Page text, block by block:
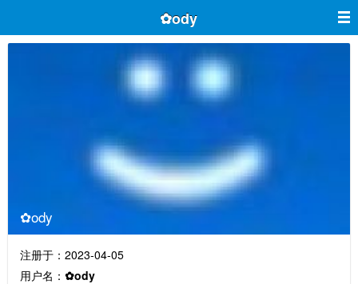
✿ody
✿ody
注册于：2023-04-05
用户名： ✿ody